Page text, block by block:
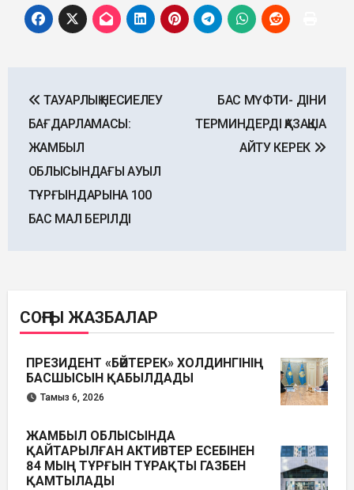
navigation
ТАУАРЛЫҚ НЕСИЕЛЕУ
БАҒДАРЛАМАСЫ:
ЖАМБЫЛ
ОБЛЫСЫНДАҒЫ АУЫЛ
ТҰРҒЫНДАРЫНА 100
БАС МАЛ БЕРІЛДІ
БАС МҮФТИ- ДІНИ
ТЕРМИНДЕРДІ ҚАЗАҚША
АЙТУ КЕРЕК
СОҢҒЫ ЖАЗБАЛАР
ПРЕЗИДЕНТ «БӘЙТЕРЕК» ХОЛДИНГІНІҢ
БАСШЫСЫН ҚАБЫЛДАДЫ
Тамыз 6, 2026
ЖАМБЫЛ ОБЛЫСЫНДА
ҚАЙТАРЫЛҒАН АКТИВТЕР ЕСЕБІНЕН
84 МЫҢ ТҰРҒЫН ТҰРАҚТЫ ГАЗБЕН
ҚАМТЫЛАДЫ